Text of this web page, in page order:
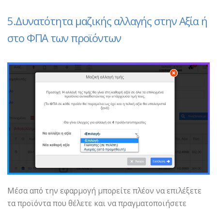
5.Δυνατότητα μαζικής αλλαγής στην Αξία ή
στο ΦΠΑ των προϊόντων
Μέσα από την εφαρμογή μπορείτε πλέον να επιλέξετε
τα προϊόντα που θέλετε και να πραγματοποιήσετε